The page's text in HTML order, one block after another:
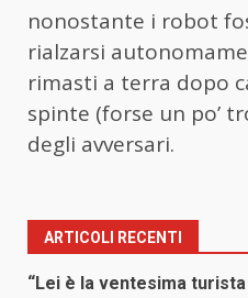
nonostante i robot
rialzarsi
rimasti a terra dopo
spinte (forse un po’
degli avversari.
ARTICOLI RECENTI
“Lei è la ventesima